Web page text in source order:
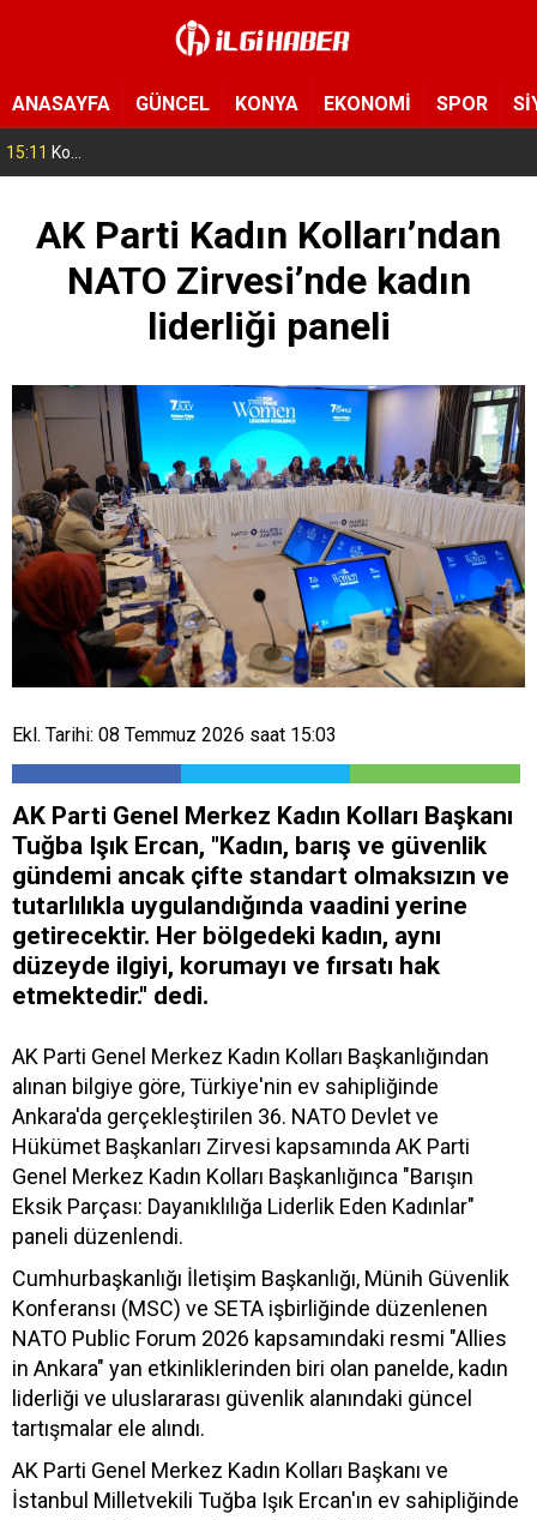
ANASAYFA GÜNCEL KONYA EKONOMİ SPOR
15:11 Konya’da zabıta ve polis sahada! Toplu taşıma araçları tek tek denetleniyor
AK Parti Kadın Kolları’ndan
NATO Zirvesi’nde kadın
liderliği paneli
Ekl. Tarihi: 08 Temmuz 2026 saat 15:03
AK Parti Genel Merkez Kadın Kolları Başkanı
Tuğba Işık Ercan, "Kadın, barış ve güvenlik
gündemi ancak çifte standart olmaksızın ve
tutarlılıkla uygulandığında vaadini yerine
getirecektir. Her bölgedeki kadın, aynı
düzeyde ilgiyi, korumayı ve fırsatı hak
etmektedir." dedi.
AK Parti Genel Merkez Kadın Kolları Başkanlığından
alınan bilgiye göre, Türkiye'nin ev sahipliğinde
Ankara'da gerçekleştirilen 36. NATO Devlet ve
Hükümet Başkanları Zirvesi kapsamında AK Parti
Genel Merkez Kadın Kolları Başkanlığınca "Barışın
Eksik Parçası: Dayanıklılığa Liderlik Eden Kadınlar"
paneli düzenlendi.
Cumhurbaşkanlığı İletişim Başkanlığı, Münih Güvenlik
Konferansı (MSC) ve SETA işbirliğinde düzenlenen
NATO Public Forum 2026 kapsamındaki resmi "Allies
in Ankara" yan etkinliklerinden biri olan panelde, kadın
liderliği ve uluslararası güvenlik alanındaki güncel
tartışmalar ele alındı.
AK Parti Genel Merkez Kadın Kolları Başkanı ve
İstanbul Milletvekili Tuğba Işık Ercan'ın ev sahipliğinde